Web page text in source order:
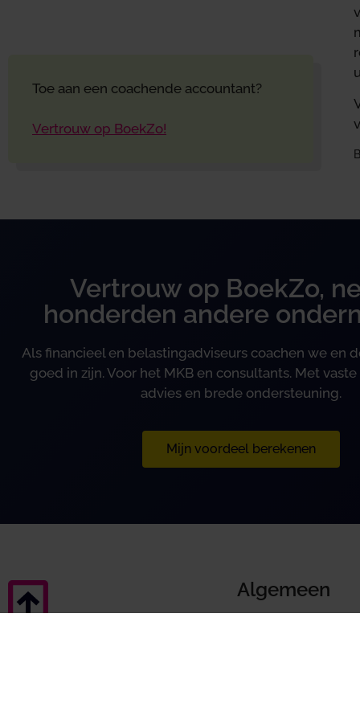
Toe aan een coachende accountant?
Vertrouw op BoekZo!
Vertrouw op BoekZo,
honderden andere
Als financieel en belastingadviseurs coachen we en
goed in zijn. Voor het MKB en consultants. Met
advies en brede ondersteuning.
Mijn voordeel berekenen
Algemeen